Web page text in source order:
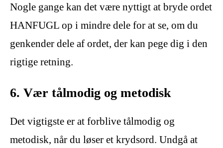
Nogle gange kan det være nyttigt at bryde ordet
HANFUGL op i mindre dele for at se, om du
genkender dele af ordet, der kan pege dig i den
rigtige retning.
6. Vær tålmodig og metodisk
Det vigtigste er at forblive tålmodig og
metodisk, når du løser et krydsord. Undgå at